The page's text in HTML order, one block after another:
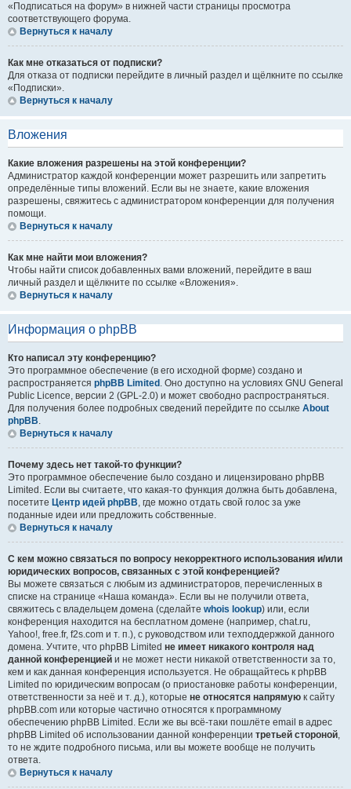
«Подписаться на форум» в нижней части страницы просмотра
соответствующего форума.
Вернуться к началу
Как мне отказаться от подписки?
Для отказа от подписки перейдите в личный раздел и щёлкните по ссылке
«Подписки».
Вернуться к началу
Вложения
Какие вложения разрешены на этой конференции?
Администратор каждой конференции может разрешить или запретить
определённые типы вложений. Если вы не знаете, какие вложения
разрешены, свяжитесь с администратором конференции для получения
помощи.
Вернуться к началу
Как мне найти мои вложения?
Чтобы найти список добавленных вами вложений, перейдите в ваш
личный раздел и щёлкните по ссылке «Вложения».
Вернуться к началу
Информация о phpBB
Кто написал эту конференцию?
Это программное обеспечение (в его исходной форме) создано и
распространяется phpBB Limited . Оно доступно на условиях GNU General
Public Licence, версии 2 (GPL-2.0) и может свободно распространяться.
Для получения более подробных сведений перейдите по ссылке About
phpBB.
Вернуться к началу
Почему здесь нет такой-то функции?
Это программное обеспечение было создано и лицензировано phpBB
Limited. Если вы считаете, что какая-то функция должна быть добавлена,
посетите Центр идей phpBB, где можно отдать свой голос за уже
поданные идеи или предложить собственные.
Вернуться к началу
С кем можно связаться по вопросу некорректного использования и/или
юридических вопросов, связанных с этой конференцией?
Вы можете связаться с любым из администраторов, перечисленных в
списке на странице «Наша команда». Если вы не получили ответа,
свяжитесь с владельцем домена (сделайте whois lookup) или, если
конференция находится на бесплатном домене (например, chat.ru,
Yahoo!, free.fr, f2s.com и т. п.), с руководством или техподдержкой данного
домена. Учтите, что phpBB Limited не имеет никакого контроля над
данной конференцией и не может нести никакой ответственности за то,
кем и как данная конференция используется. Не обращайтесь к phpBB
Limited по юридическим вопросам (о приостановке работы конференции,
ответственности за неё и т. д.), которые не относятся напрямую к сайту
phpBB.com или которые частично относятся к программному
обеспечению phpBB Limited. Если же вы всё-таки пошлёте email в адрес
phpBB Limited об использовании данной конференции третьей стороной,
то не ждите подробного письма, или вы можете вообще не получить
ответа.
Вернуться к началу